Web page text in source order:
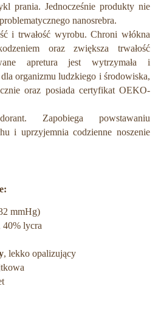
prania. Jednocześnie produkty nie
nanosrebra.
i trwałość wyrobu. Chroni włókna
oraz zwiększa trwałość
apretura jest wytrzymała i
organizmu ludzkiego i środowiska,
oraz posiada certyfikat OEKO-
Zapobiega powstawaniu
i uprzyjemnia codzienne noszenie
mmHg)
40% lycra
, lekko opalizujący